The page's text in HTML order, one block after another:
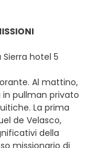
hotel 5
Al mattino,
pullman privato
La prima
de Velasco,
della
missionario di